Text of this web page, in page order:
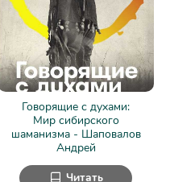
Говорящие с духами:
Мир сибирского
шаманизма - Шаповалов
Андрей
Читать